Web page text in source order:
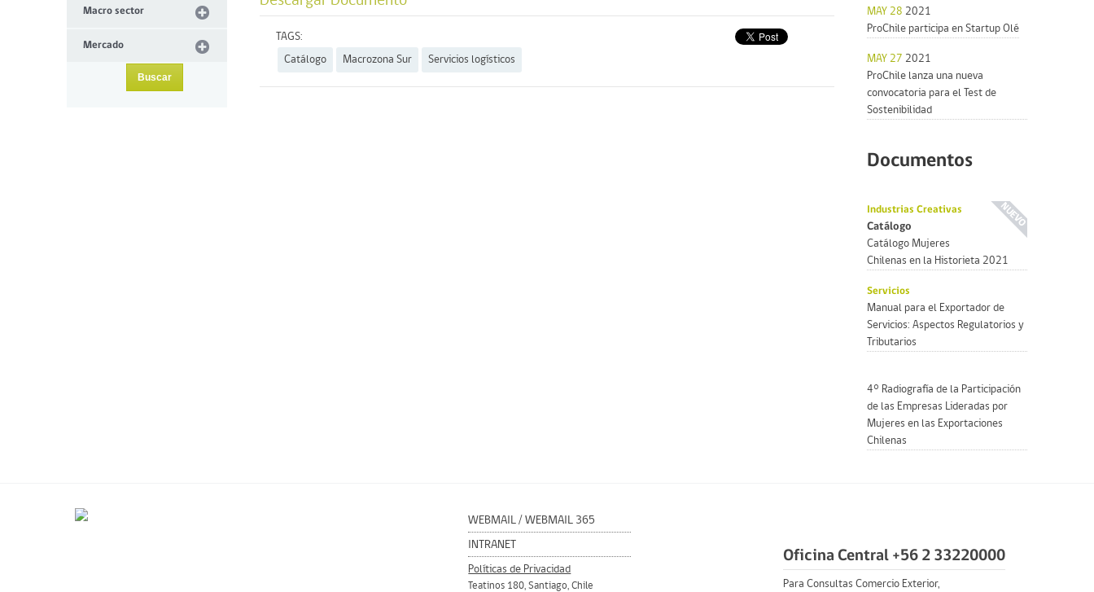
Macro sector
Mercado
TAGS:
Catálogo
Macrozona Sur Servicios logísticos
MAY 28 2021
ProChile participa en Startup Olé
MAY 27 2021
ProChile lanza una nueva
convocatoria para el Test de
Sostenibilidad
Documentos
Industrias Creativas
Catálogo
Catálogo Mujeres
Chilenas en la Historieta 2021
Servicios
Manual para el Exportador de
Servicios: Aspectos Regulatorios y
Tributarios
4° Radiografía de la Participación
de las Empresas Lideradas por
Mujeres en las Exportaciones
Chilenas
Oficina Central +56 2 33220000
Para Consultas Comercio Exterior,
WEBMAIL /WEBMAIL 365
INTRANET
Políticas de Privacidad
Teatinos 180, Santiago, Chile